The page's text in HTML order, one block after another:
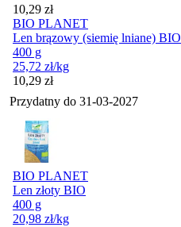
Cena
10,29 zł
BIO PLANET
Len brązowy (siemię lniane) BIO
400 g
25,72 zł/kg
Cena
10,29 zł
Przydatny do 31-03-2027
BIO PLANET
Len złoty BIO
400 g
20,98 zł/kg